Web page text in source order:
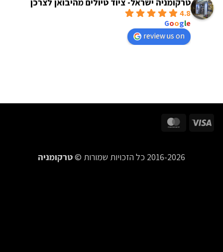
טרקומניה ישראל- ציוד טיולים מהיבואן לצרכן
4.8
Google
review us on
Visa
2016-2026 כל הזכויות שמורות © טרקומניה